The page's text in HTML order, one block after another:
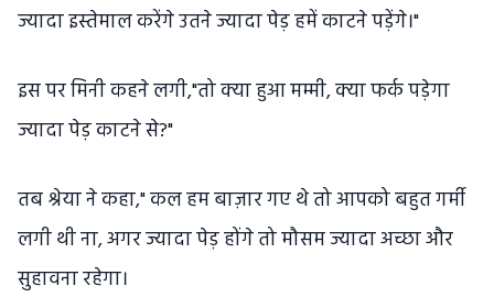
ज्यादा इस्तेमाल करेंगे उतने ज्यादा पेड़ हमें काटने पड़ेंगे।"
इस पर मिनी कहने लगी,"तो क्या हुआ मम्मी, क्या फर्क पड़ेगा
ज्यादा पेड़ काटने से?"
तब श्रेया ने कहा," कल हम बाज़ार गए थे तो आपको बहुत गर्मी
लगी थी ना, अगर ज्यादा पेड़ होंगे तो मौसम ज्यादा अच्छा और
सुहावना रहेगा।